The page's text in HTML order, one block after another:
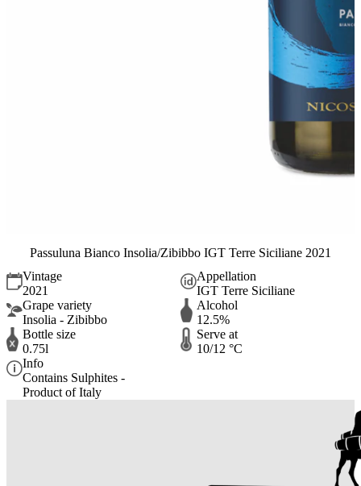
Passuluna Bianco Insolia/Zibibbo IGT Terre Siciliane 2021
Vintage
2021
Appellation
IGT Terre Siciliane
Grape variety
Insolia - Zibibbo
Alcohol
12.5%
Bottle size
0.75l
Serve at
10/12 °C
Info
Contains Sulphites -
Product of Italy